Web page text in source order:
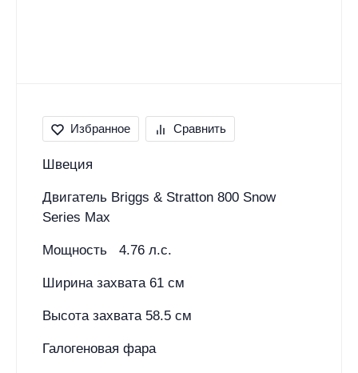
Избранное Сравнить
Швеция
Двигатель Briggs & Stratton 800 Snow
Series Max
Мощность 4.76 л.с.
Ширина захвата 61 см
Высота захвата 58.5 см
Галогеновая фара